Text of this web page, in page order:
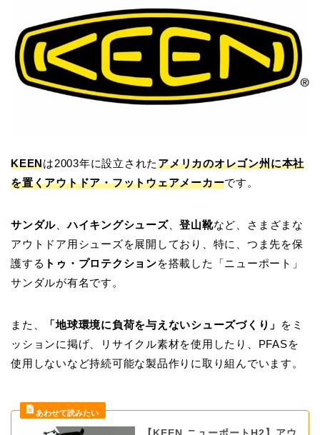
KEENは2003年に設立されたアメリカのオレゴン州に本社
を置くアウトドア・フットウェアメーカーです。
サンダル 、ハイキングシューズ、登山靴など、さまざまな
アウトドア用シューズを展開しており、特に、つま先を保
護する トゥ・プロテクションを搭載した「ニューポート」
サンダルが有名です。
また、 「地球環境に負荷を与えないシューズづくり」
をミ
ッションに掲げ、リサイクル素材を使用したり、PFASを
使用しないなど持続可能な製品作りに取り組んでいます。